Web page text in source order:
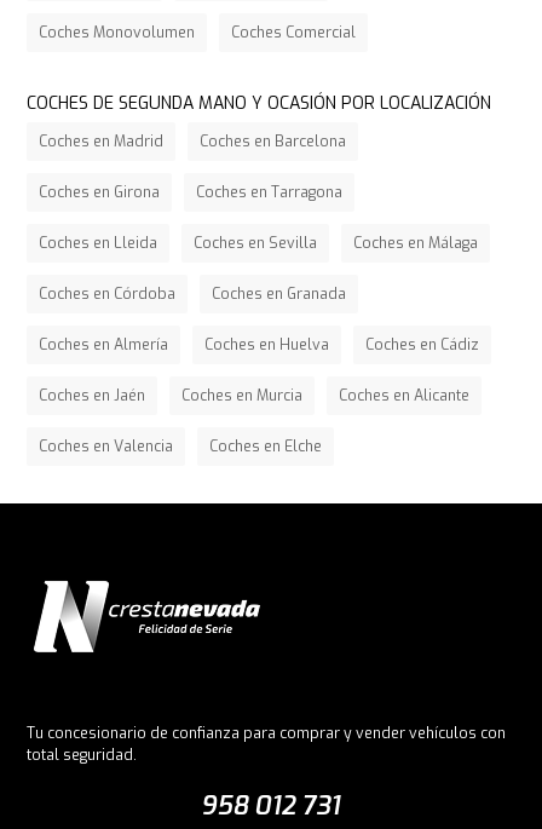
Coches Monovolumen Coches Comercial
COCHES DE SEGUNDA MANO Y OCASIÓN POR LOCALIZACIÓN
Coches en Madrid Coches en Barcelona
Coches en Girona Coches en Tarragona
Coches en Lleida Coches en Sevilla Coches en Málaga
Coches en Córdoba Coches en Granada
Coches en Almería Coches en Huelva Coches en Cádiz
Coches en Jaén Coches en Murcia Coches en Alicante
Coches en Valencia Coches en Elche
Tu concesionario de confianza para comprar y vender vehículos con
total seguridad.
958 012 731